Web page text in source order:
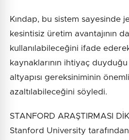
Kındap, bu sistem sayesinde
kesintisiz üretim avantajının
kullanılabileceğini ifade
kaynaklarının ihtiyaç
altyapısı gereksiniminin
azaltılabileceğini söyledi.
STANFORD ARAŞTIRMASI
Stanford University